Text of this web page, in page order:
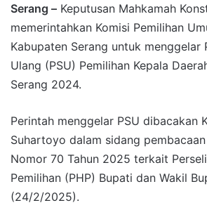
Serang – Keputusan Mahkamah
memerintahkan Komisi Pemilihan
Kabupaten Serang untuk menggelar
Ulang (PSU) Pemilihan Kepala
Serang 2024.
Perintah menggelar PSU dibacakan
Suhartoyo dalam sidang
Nomor 70 Tahun 2025 terkait
Pemilihan (PHP) Bupati dan Wakil
(24/2/2025).